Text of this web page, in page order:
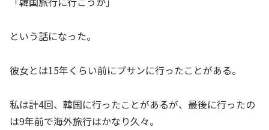
という話になった。
彼女とは15年くらい前にプサンに行ったことがある。
私は計4回、韓国に行ったことがあるが、最後に行ったの
は9年前で海外旅行はかなり久々。